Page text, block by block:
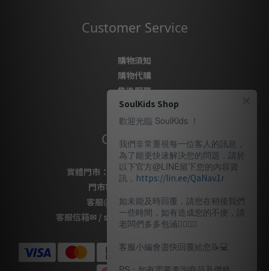
Customer Service
購物須知
購物代購
售後服務
隱私政策
Contact Us
實體門市：
桃園市桃園區復興路69號
門市電話
03-337-1777
客服@LINE：＠soulkids
客服信箱✉ / shopsoulkids@gmail.com
SoulKids Shop
歡迎光臨 SoulKids ！
我們非常重視每一位客人的訊息，
為了能更快速解決您的問題，請於
以下官方@LINE留下您的內容資
訊， https://lin.ee/QaNav1r
如未能及時回覆，請您在稍後我們
一些時間，如有造成您的不便，請
老闆們多多包涵🙇🏽‍🙇‍♀️
客服小編會盡快回覆給您📝💻️